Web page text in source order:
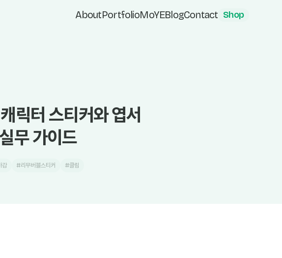
AboutPortfolioMoYEBlogContact Shop
릭터 스티커와 엽서
무 가이드
감 #리무버블스티커 #클림